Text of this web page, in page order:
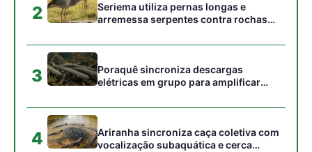
2
Seriema utiliza pernas longas e
arremessa serpentes contra rochas
campos
3
Poraquê sincroniza descargas
elétricas em grupo para amplificar
peixes maiores na Amazônia
4
Ariranha sincroniza caça coletiva com
vocalização subaquática e cerca